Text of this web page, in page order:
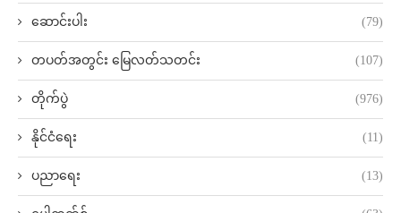
ဆောင်းပါး (79)
တပတ်အတွင်း မြေလတ်သတင်း (107)
တိုက်ပွဲ (976)
နိုင်ငံရေး (11)
ပညာရေး (13)